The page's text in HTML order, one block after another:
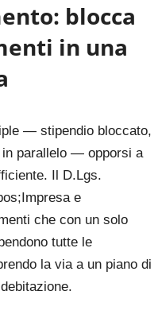
blocca
in una
— stipendio bloccato,
in parallelo — opporsi a
Il D.Lgs.
e
che con un solo
tutte le
la via a un piano di